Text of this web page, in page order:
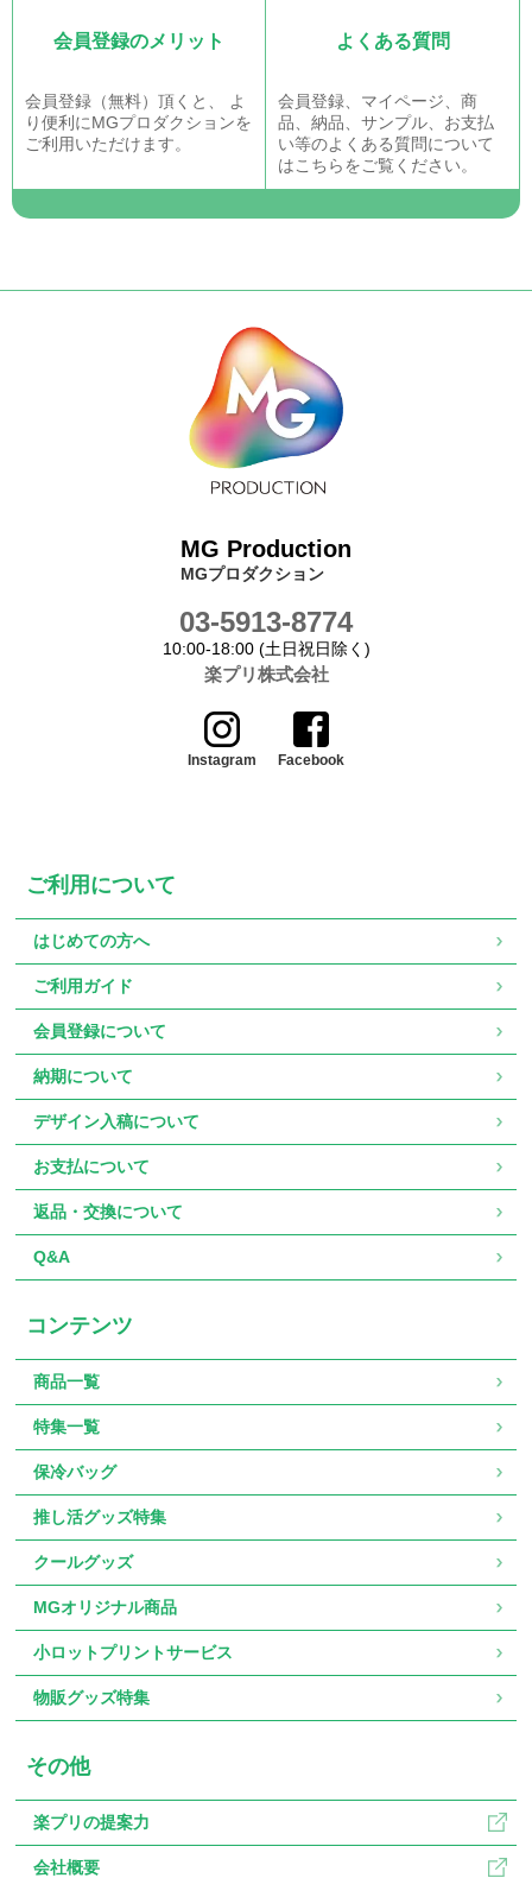
会員登録のメリット
会員登録（無料）頂くと、 よ
り便利にMGプロダクションを
ご利用いただけます。
よくある質問
会員登録、マイページ、商
品、納品、サンプル、お支払
い等のよくある質問について
はこちらをご覧ください。
MG Production
MGプロダクション
03-5913-8774
10:00-18:00 (土日祝日除く)
楽プリ株式会社
Instagram Facebook
ご利用について
はじめての方へ
ご利用ガイド
会員登録について
納期について
デザイン入稿について
お支払について
返品・交換について
Q&A
コンテンツ
商品一覧
特集一覧
保冷バッグ
推し活グッズ特集
クールグッズ
MGオリジナル商品
小ロットプリントサービス
物販グッズ特集
その他
楽プリの提案力
会社概要